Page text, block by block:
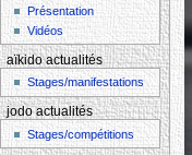
Présentation
Vidéos
aïkido actualités
Stages/manifestations
jodo actualités
Stages/compétitions